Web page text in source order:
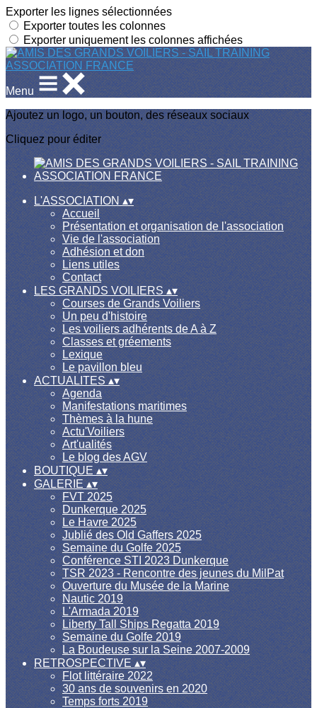
Exporter les lignes sélectionnées
Exporter toutes les colonnes
Exporter uniquement les colonnes affichées
Menu
Ajoutez un logo, un bouton, des réseaux sociaux
Cliquez pour éditer
L'ASSOCIATION▴▾
Accueil
Présentation et organisation de l'association
Vie de l'association
Adhésion et don
Liens utiles
Contact
LES GRANDS VOILIERS▴▾
Courses de Grands Voiliers
Un peu d'histoire
Les voiliers adhérents de A à Z
Classes et gréements
Lexique
Le pavillon bleu
ACTUALITES▴▾
Agenda
Manifestations maritimes
Thèmes à la hune
Actu'Voiliers
Art'ualités
Le blog des AGV
BOUTIQUE▴▾
GALERIE ▴▾
FVT 2025
Dunkerque 2025
Le Havre 2025
Jublié des Old Gaffers 2025
Semaine du Golfe 2025
Conférence STI 2023 Dunkerque
TSR 2023 - Rencontre des jeunes du MilPat
Ouverture du Musée de la Marine
Nautic 2019
L'Armada 2019
Liberty Tall Ships Regatta 2019
Semaine du Golfe 2019
La Boudeuse sur la Seine 2007-2009
RETROSPECTIVE▴▾
Flot littéraire 2022
30 ans de souvenirs en 2020
Temps forts 2019